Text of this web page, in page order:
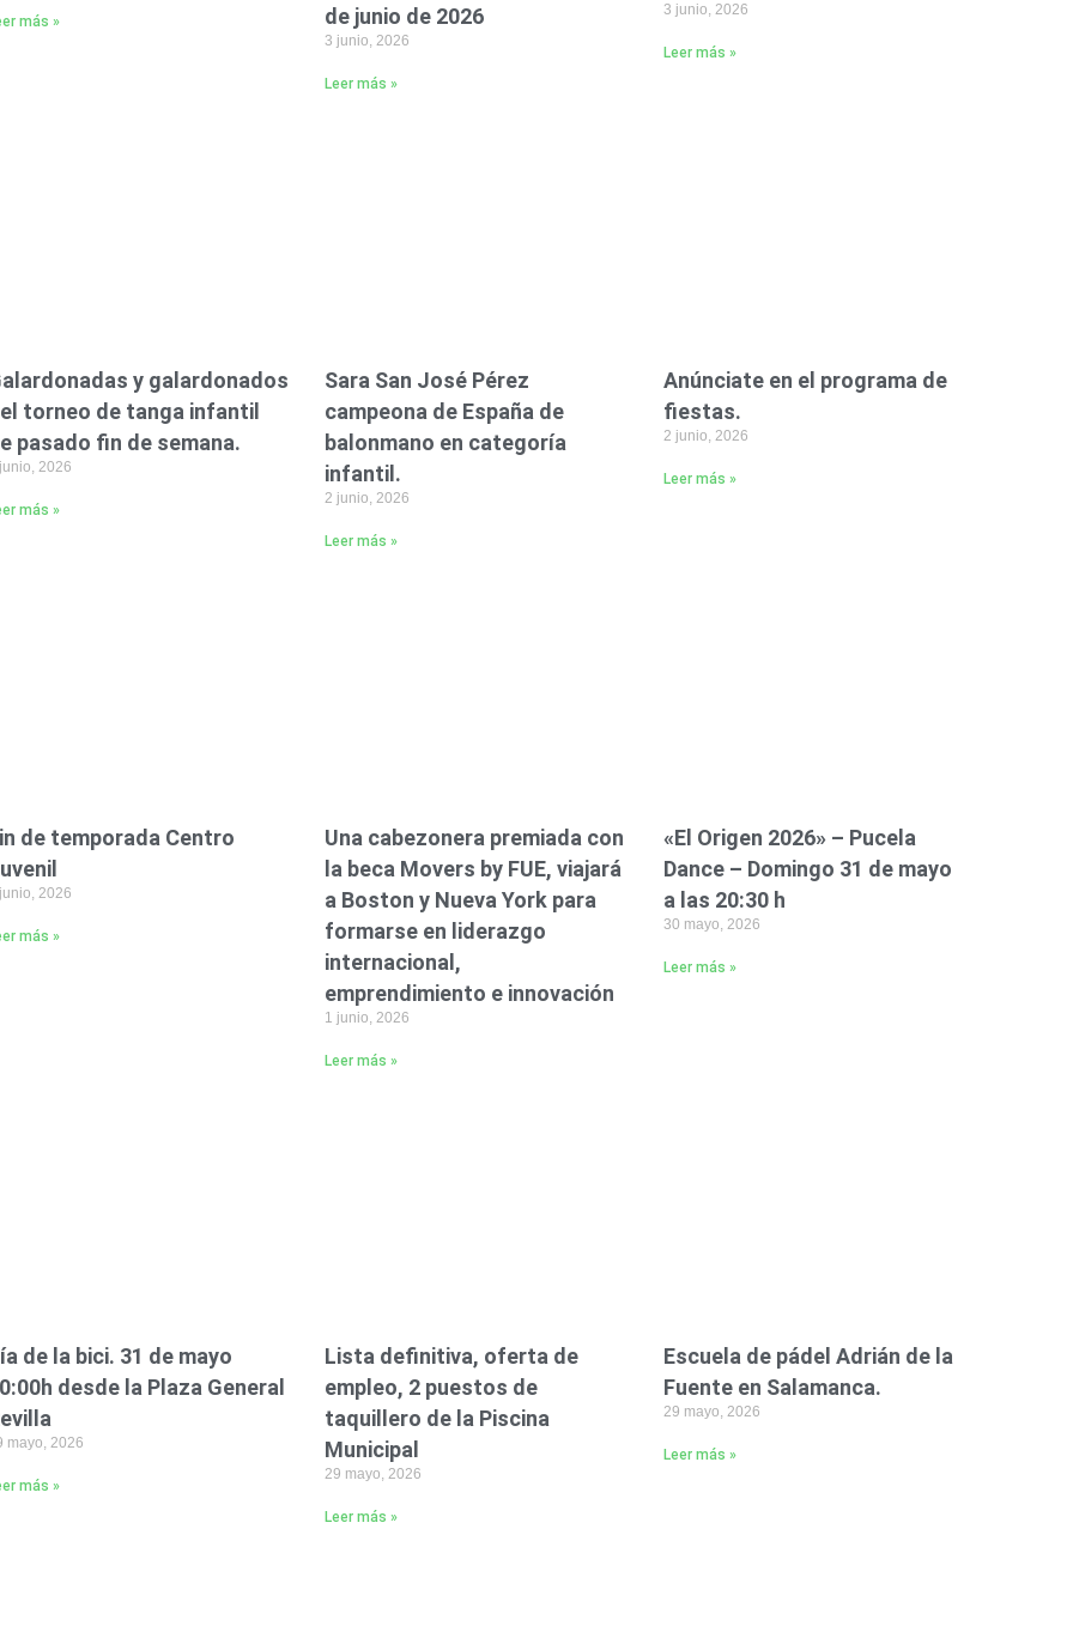
más »
de junio de 2026
3 junio, 2026
Leer más »
3 junio, 2026
Leer más »
y galardonados
torneo de tanga infantil
pasado fin de semana.
2026
más »
Sara San José Pérez
campeona de España de
balonmano en categoría
infantil.
2 junio, 2026
Leer más »
Anúnciate en el programa de
fiestas.
2 junio, 2026
Leer más »
de temporada Centro
2026
más »
Una cabezonera premiada con
la beca Movers by FUE, viajará
a Boston y Nueva York para
formarse en liderazgo
internacional,
emprendimiento e innovación
1 junio, 2026
Leer más »
«El Origen 2026» – Pucela
Dance – Domingo 31 de mayo
a las 20:30 h
30 mayo, 2026
Leer más »
de la bici. 31 de mayo
desde la Plaza General
mayo, 2026
más »
Lista definitiva, oferta de
empleo, 2 puestos de
taquillero de la Piscina
Municipal
29 mayo, 2026
Leer más »
Escuela de pádel Adrián de la
Fuente en Salamanca.
29 mayo, 2026
Leer más »